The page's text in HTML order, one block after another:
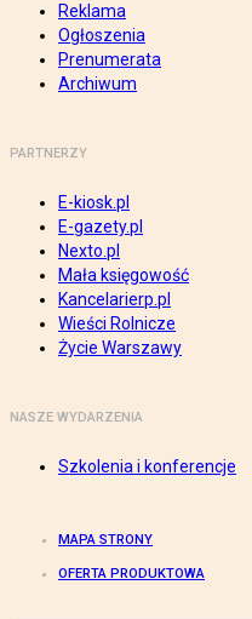
Reklama
Ogłoszenia
Prenumerata
Archiwum
PARTNERZY
E-kiosk.pl
E-gazety.pl
Nexto.pl
Mała księgowość
Kancelarierp.pl
Wieści Rolnicze
Życie Warszawy
NASZE WYDARZENIA
Szkolenia i konferencje
MAPA STRONY
OFERTA PRODUKTOWA